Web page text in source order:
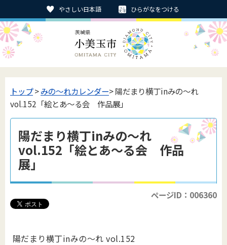
やさしい日本語 ひらがなをつける
トップ>みの〜れカレンダー> 陽だまり横丁inみの～れ
vol.152「絵とあ～る会 作品展」
陽だまり横丁inみの～れ
vol.152「絵とあ～る会 作品
展」
ページID：006360
陽だまり横丁inみの～れ vol.152